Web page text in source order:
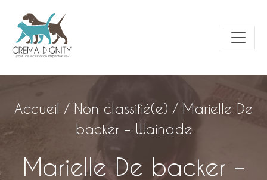
Accueil / Non classifié(e) / Marielle De
backer – Wainade
Marielle De backer –